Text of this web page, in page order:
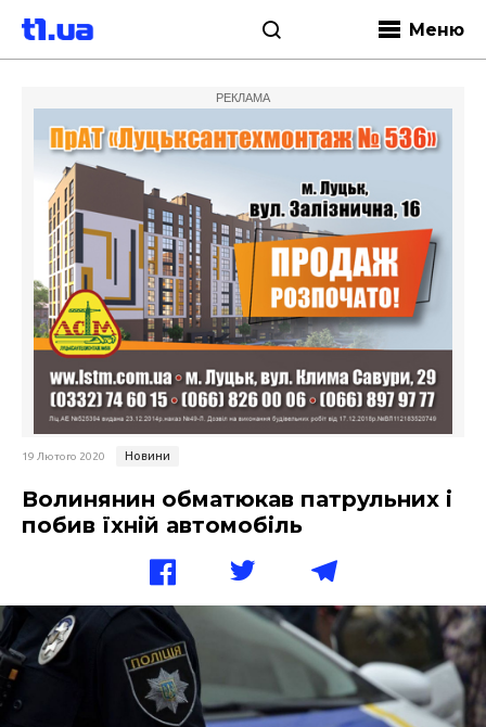
Меню
РЕКЛАМА
19 Лютого 2020 Новини
Волинянин обматюкав патрульних і
побив їхній автомобіль